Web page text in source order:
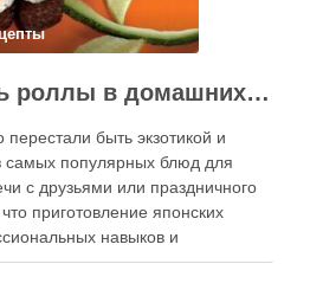
Как приготовить роллы в домашних условиях?
быть экзотикой и
самых популярных блюд для
с друзьями или праздничного
приготовление японских
навыков и
однако на практике сделать